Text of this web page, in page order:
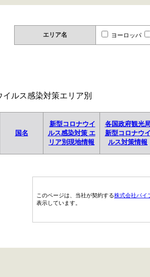
エリア名 ヨーロッパ
イルス感染対策エリア別
国名
新型コロナウイ
ルス感染対策 エ
リア別現地情報
各国政府観光
新型コロナウ
ルス対策情報
このページは、当社が契約する株式会社パイ
表示しています。